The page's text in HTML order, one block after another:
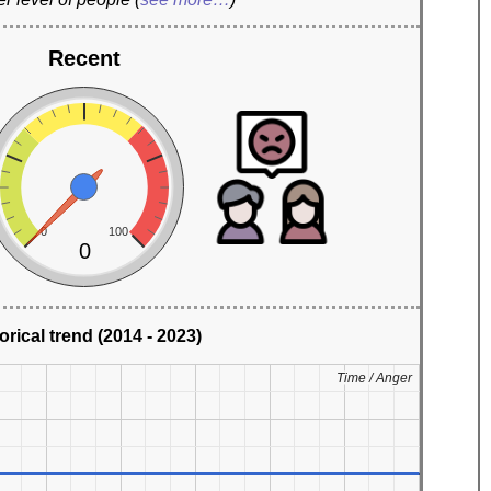
Recent
0 100
0
trend (2014 - 2023)
Time / Anger
Time / Anger